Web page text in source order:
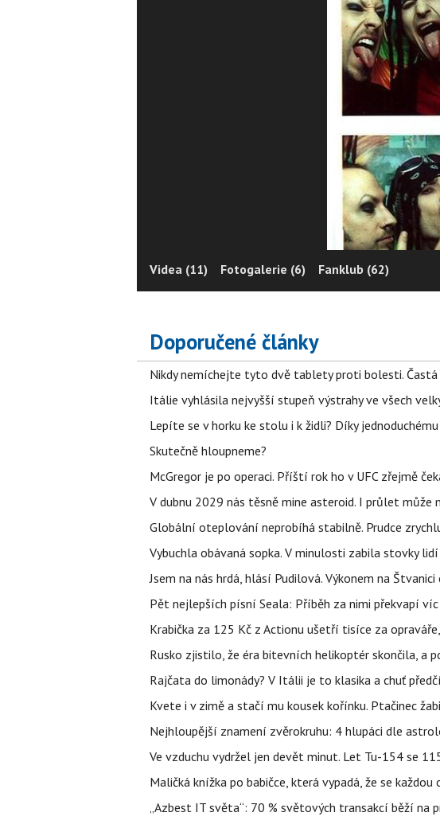
Videa (11) Fotogalerie (6) Fanklub (62)
Doporučené články
Nikdy nemíchejte tyto dvě tablety proti bolesti.
Itálie vyhlásila nejvyšší stupeň výstrahy ve všech
Lepíte se v horku ke stolu i k židli? Díky
Skutečně hloupneme?
McGregor je po operaci. Příští rok ho v UFC zřejmě
V dubnu 2029 nás těsně mine asteroid. I průlet může
Globální oteplování neprobíhá stabilně. Prudce
Vybuchla obávaná sopka. V minulosti zabila stovky lidí
Jsem na nás hrdá, hlásí Pudilová. Výkonem na
Pět nejlepších písní Seala: Příběh za nimi překvapí
Krabička za 125 Kč z Actionu ušetří tisíce za
Rusko zjistilo, že éra bitevních helikoptér skončila, a
Rajčata do limonády? V Itálii je to klasika a chuť
Kvete i v zimě a stačí mu kousek kořínku. Ptačinec
Nejhloupější znamení zvěrokruhu: 4 hlupáci dle
Ve vzduchu vydržel jen devět minut. Let Tu-154 se
Maličká knížka po babičce, která vypadá, že se
„Azbest IT světa“: 70 % světových transakcí běží na